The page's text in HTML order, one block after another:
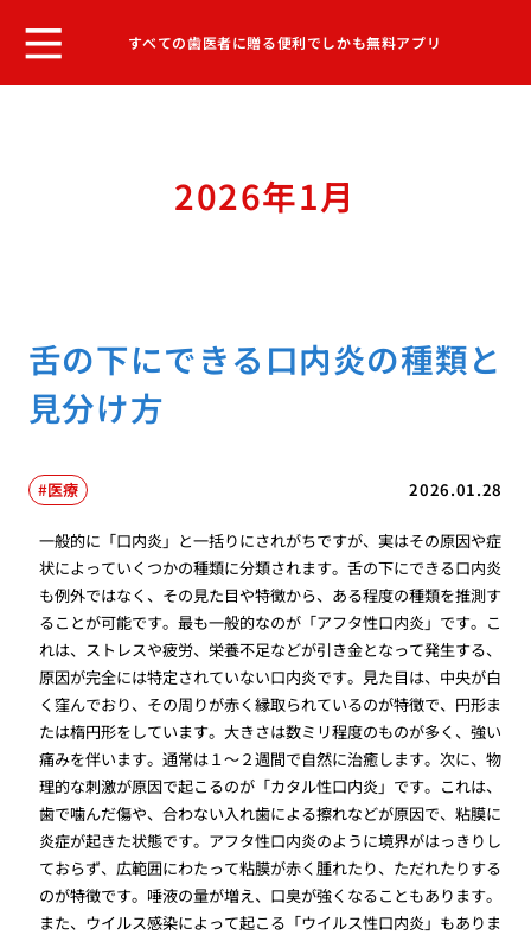
すべての歯医者に贈る便利でしかも無料アプリ
2026年1月
舌の下にできる口内炎の種類と
見分け方
2026.01.28
医療
一般的に「口内炎」と一括りにされがちですが、実はその原因や症
状によっていくつかの種類に分類されます。舌の下にできる口内炎
も例外ではなく、その見た目や特徴から、ある程度の種類を推測す
ることが可能です。最も一般的なのが「アフタ性口内炎」です。こ
れは、ストレスや疲労、栄養不足などが引き金となって発生する、
原因が完全には特定されていない口内炎です。見た目は、中央が白
く窪んでおり、その周りが赤く縁取られているのが特徴で、円形ま
たは楕円形をしています。大きさは数ミリ程度のものが多く、強い
痛みを伴います。通常は１〜２週間で自然に治癒します。次に、物
理的な刺激が原因で起こるのが「カタル性口内炎」です。これは、
歯で噛んだ傷や、合わない入れ歯による擦れなどが原因で、粘膜に
炎症が起きた状態です。アフタ性口内炎のように境界がはっきりし
ておらず、広範囲にわたって粘膜が赤く腫れたり、ただれたりする
のが特徴です。唾液の量が増え、口臭が強くなることもあります。
また、ウイルス感染によって起こる「ウイルス性口内炎」もありま